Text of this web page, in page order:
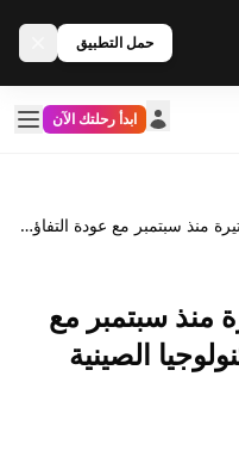
حمل التطبيق
ابدأ رحلتك الآن
علي بابا يقفز بأقوى وتيرة منذ سبتمبر مع عودة التفاؤل لأسهم التكنولوجيا الصينية
منذ سبتمبر مع
الصينية